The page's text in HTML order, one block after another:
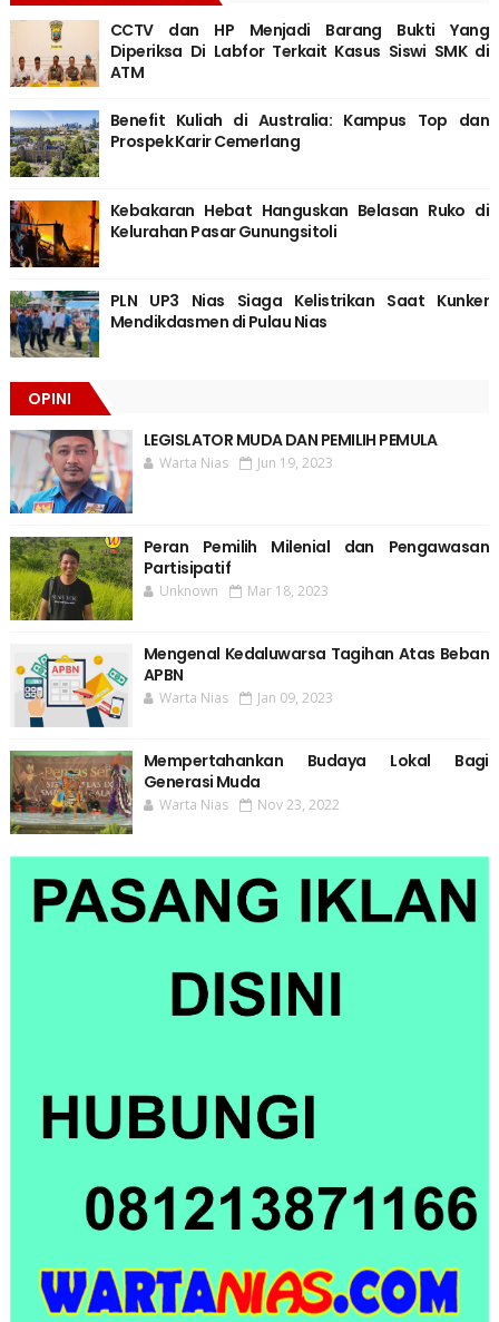
CCTV dan HP Menjadi Barang Bukti Yang
Diperiksa Di Labfor Terkait Kasus Siswi SMK di
ATM
Benefit Kuliah di Australia: Kampus Top dan
Prospek Karir Cemerlang
Kebakaran Hebat Hanguskan Belasan Ruko di
Kelurahan Pasar Gunungsitoli
PLN UP3 Nias Siaga Kelistrikan Saat Kunker
Mendikdasmen di Pulau Nias
OPINI
LEGISLATOR MUDA DAN PEMILIH PEMULA
Warta Nias Jun 19, 2023
Peran Pemilih Milenial dan Pengawasan
Partisipatif
Unknown Mar 18, 2023
Mengenal Kedaluwarsa Tagihan Atas Beban
APBN
Warta Nias Jan 09, 2023
Mempertahankan Budaya Lokal Bagi
Generasi Muda
Warta Nias Nov 23, 2022